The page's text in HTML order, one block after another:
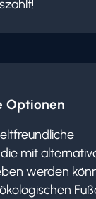
Optionen
mit
werden